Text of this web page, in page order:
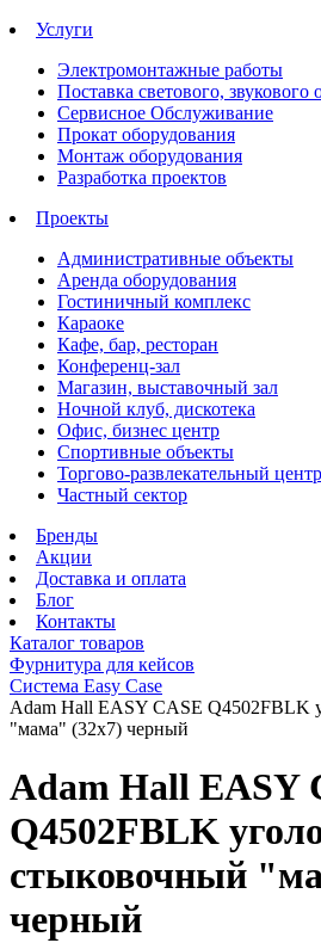
Услуги
Электромонтажные работы
Поставка светового, звукового
Сервисное Обслуживание
Прокат оборудования
Монтаж оборудования
Разработка проектов
Проекты
Административные объекты
Аренда оборудования
Гостиничный комплекс
Караоке
Кафе, бар, ресторан
Конференц-зал
Магазин, выставочный зал
Ночной клуб, дискотека
Офис, бизнес центр
Спортивные объекты
Торгово-развлекательный центр
Частный сектор
Бренды
Акции
Доставка и оплата
Блог
Контакты
Каталог товаров
Фурнитура для кейсов
Система Easy Case
Adam Hall EASY CASE Q4502FBLK
"мама" (32х7) черный
Adam Hall EASY
Q4502FBLK
стыковочный
черный